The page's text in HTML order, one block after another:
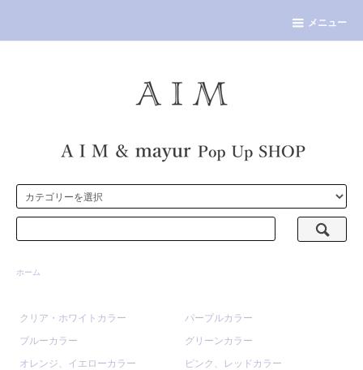
メニュー
ホーム
クリア・ホワイトカラー
パープルカラー
ブルーカラー
グリーンカラー
オレンジ、イエローカラー
ピンク、レッドカラー